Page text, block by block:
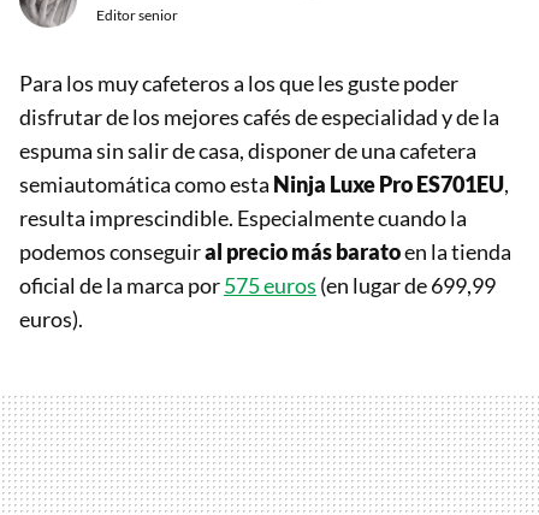
Editor senior
Para los muy cafeteros a los que les guste poder
disfrutar de los mejores cafés de especialidad y de la
espuma sin salir de casa, disponer de una cafetera
semiautomática como esta Ninja Luxe Pro ES701EU,
resulta imprescindible. Especialmente cuando la
podemos conseguiral precio más baratoen la tienda
oficial de la marca por575 euros (en lugar de 699,99
euros).